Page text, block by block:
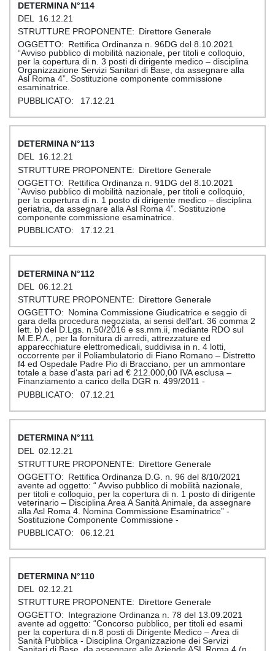
114
16.12.21
Direttore Generale
Rettifica Ordinanza n. 96DG del 8.10.2021
“Avviso pubblico di mobilità nazionale, per titoli e colloquio,
per la copertura di n. 3 posti di dirigente medico – disciplina
Organizzazione Servizi Sanitari di Base, da assegnare alla
Asl Roma 4”. Sostituzione componente commissione
esaminatrice.
17.12.21
113
16.12.21
Direttore Generale
Rettifica Ordinanza n. 91DG del 8.10.2021
“Avviso pubblico di mobilità nazionale, per titoli e colloquio,
per la copertura di n. 1 posto di dirigente medico – disciplina
geriatria, da assegnare alla Asl Roma 4”. Sostituzione
componente commissione esaminatrice.
17.12.21
112
06.12.21
Direttore Generale
Nomina Commissione Giudicatrice e seggio di
gara della procedura negoziata, ai sensi dell'art. 36 comma 2
lett. b) del D.Lgs. n.50/2016 e ss.mm.ii, mediante RDO sul
M.E.P.A., per la fornitura di arredi, attrezzature ed
apparecchiature elettromedicali, suddivisa in n. 4 lotti,
occorrente per il Poliambulatorio di Fiano Romano – Distretto
f4 ed Ospedale Padre Pio di Bracciano, per un ammontare
totale a base d'asta pari ad € 212.000,00 IVA esclusa –
Finanziamento a carico della DGR n. 499/2011 -
07.12.21
111
02.12.21
Direttore Generale
Rettifica Ordinanza D.G. n. 96 del 8/10/2021
avente ad oggetto: “ Avviso pubblico di mobilità nazionale,
per titoli e colloquio, per la copertura di n. 1 posto di dirigente
veterinario – Disciplina Area A Sanità Animale, da assegnare
alla Asl Roma 4. Nomina Commissione Esaminatrice” -
Sostituzione Componente Commissione -
06.12.21
110
02.12.21
Direttore Generale
Integrazione Ordinanza n. 78 del 13.09.2021
avente ad oggetto: “Concorso pubblico, per titoli ed esami
per la copertura di n.8 posti di Dirigente Medico – Area di
Sanità Pubblica - Disciplina Organizzazione dei Servizi